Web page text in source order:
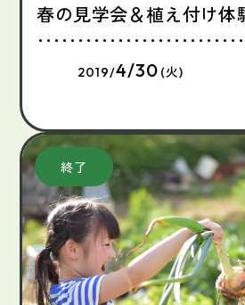
春の見学会＆植え付け体
2019/4/30 (火)